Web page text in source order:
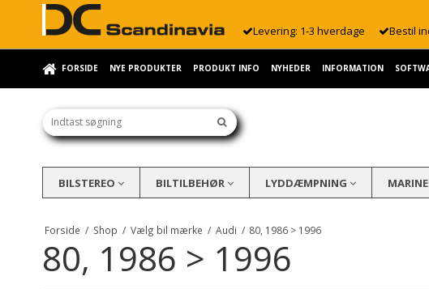
Levering: 1-3 hverdage Bestil
FORSIDE NYE PRODUKTER PRODUKT INFO NYHEDER INFORMATION
BILSTEREO BILTILBEHØR LYDDÆMPNING
Forside / Shop / Vælg bil mærke / Audi / 80, 1986 > 1996
80, 1986 > 1996